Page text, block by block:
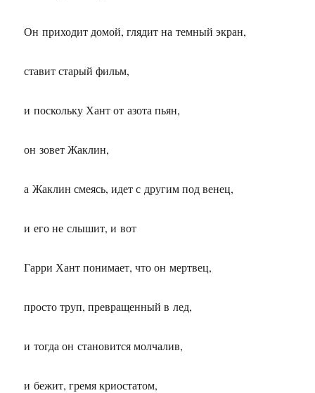
Он приходит домой, глядит на темный экран,
ставит старый фильм,
и поскольку Хант от азота пьян,
он зовет Жаклин,
а Жаклин смеясь, идет с другим под венец,
и его не слышит, и вот
Гарри Хант понимает, что он мертвец,
просто труп, превращенный в лед,
и тогда он становится молчалив,
и бежит, гремя криостатом,